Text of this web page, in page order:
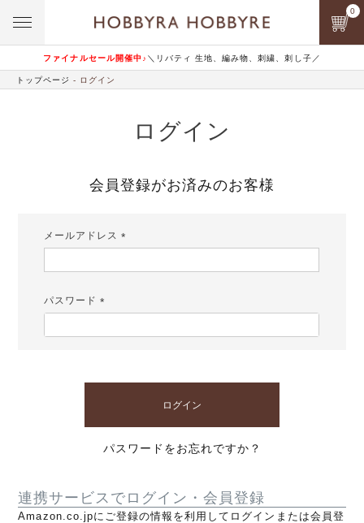
ファイナルセール開催中♪ ＼リバティ 生地、編み物、刺繍、刺し子／
0
トップページ ログイン
ログイン
会員登録がお済みのお客様
メールアドレス
パスワード
ログイン
パスワードをお忘れですか？
連携サービスでログイン・会員登録
Amazon.co.jpにご登録の情報を利用してログインまたは会員登